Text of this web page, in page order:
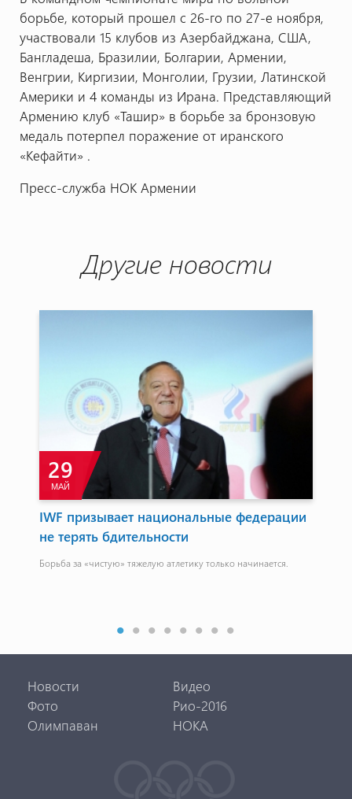
борьбе, который прошел с 26-го по 27-е ноября,
участвовали 15 клубов из Азербайджана, США,
Бангладеша, Бразилии, Болгарии, Армении,
Венгрии, Киргизии, Монголии, Грузии, Латинской
Америки и 4 команды из Ирана. Представляющий
Армению клуб «Ташир» в борьбе за бронзовую
медаль потерпел поражение от иранского
«Кефайти» .
Пресс-служба НОК Армении
Другие новости
29
МАЙ
IWF призывает национальные федерации
не терять бдительности
Борьба за «чистую» тяжелую атлетику только начинается.
Новости
Видео
Фото
Рио-2016
Олимпаван
НОКА